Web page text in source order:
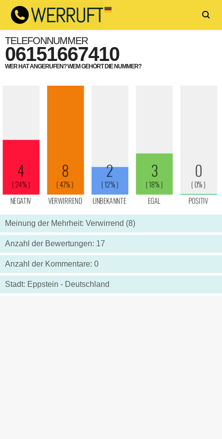
TELEFONNUMMER
06151667410
WER HAT ANGERUFEN? WEM GEHÖRT DIE NUMMER?
Meinung der Mehrheit: Verwirrend (8)
Anzahl der Bewertungen: 17
Anzahl der Kommentare: 0
Stadt: Eppstein - Deutschland